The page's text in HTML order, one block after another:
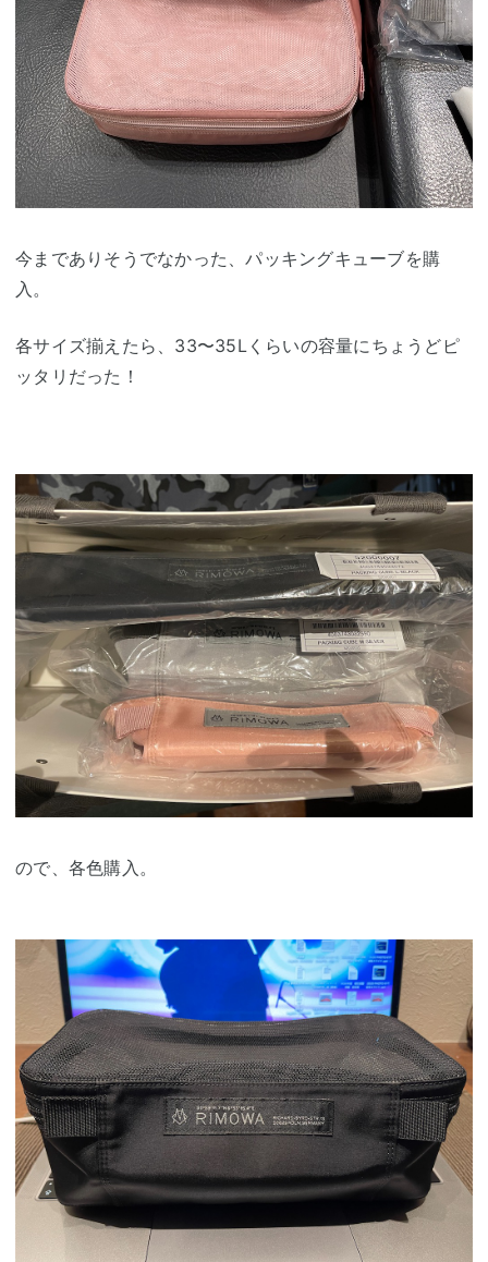
今までありそうでなかった、パッキングキューブを購
入。
各サイズ揃えたら、33〜35Lくらいの容量にちょうどピ
ッタリだった！
ので、各色購入。